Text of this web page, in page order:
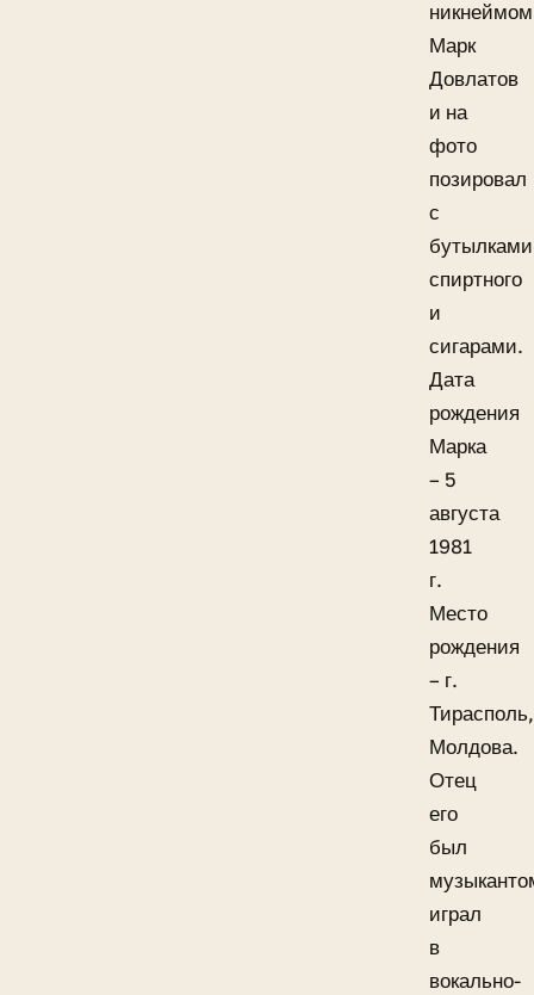
никнеймом
Марк
Довлатов
и на
фото
позировал
с
бутылками
спиртного
и
сигарами.
Дата
рождения
Марка
– 5
августа
1981
г.
Место
рождения
– г.
Тирасполь,
Молдова.
Отец
его
был
играл
в
вокально-